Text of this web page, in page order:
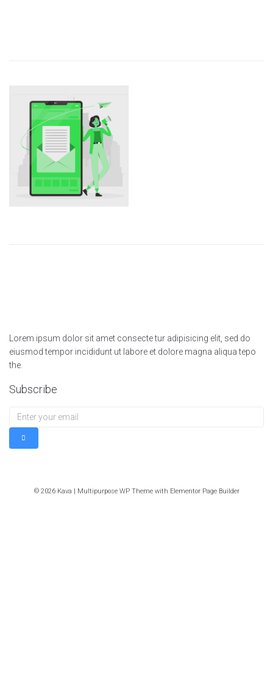
Lorem ipsum dolor sit amet consecte tur adipisicing elit, sed do
eiusmod tempor incididunt ut labore et dolore magna aliqua tepo
the.
Subscribe
© 2026 Kava | Multipurpose WP Theme with Elementor Page Builder